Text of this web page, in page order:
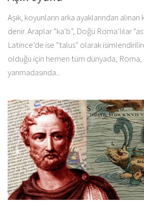
Aşık, koyunların arka ayaklarından
denir. Araplar “ka’b”, Doğu Roma’lılar
Latince’de ise “talus” olarak
olduğu için hemen tüm dünyada, Roma,
yarımadasında...